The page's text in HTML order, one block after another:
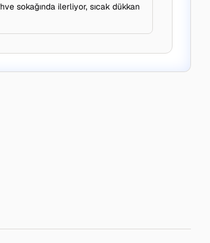
sokağında ilerliyor, sıcak dükkan